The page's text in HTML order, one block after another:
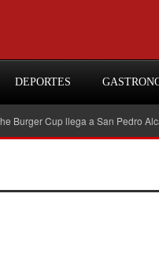
DEPORTES
Cup llega a San Pedro